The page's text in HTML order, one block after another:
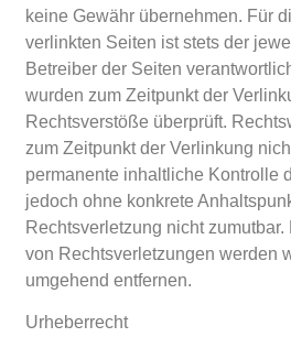
keine Gewähr übernehmen. Für
verlinkten Seiten ist stets der
Betreiber der Seiten
wurden zum Zeitpunkt der
Rechtsverstöße überprüft.
zum Zeitpunkt der Verlinkung
permanente inhaltliche Kontrolle
jedoch ohne konkrete
Rechtsverletzung nicht
von Rechtsverletzungen werden
umgehend entfernen.
Urheberrecht